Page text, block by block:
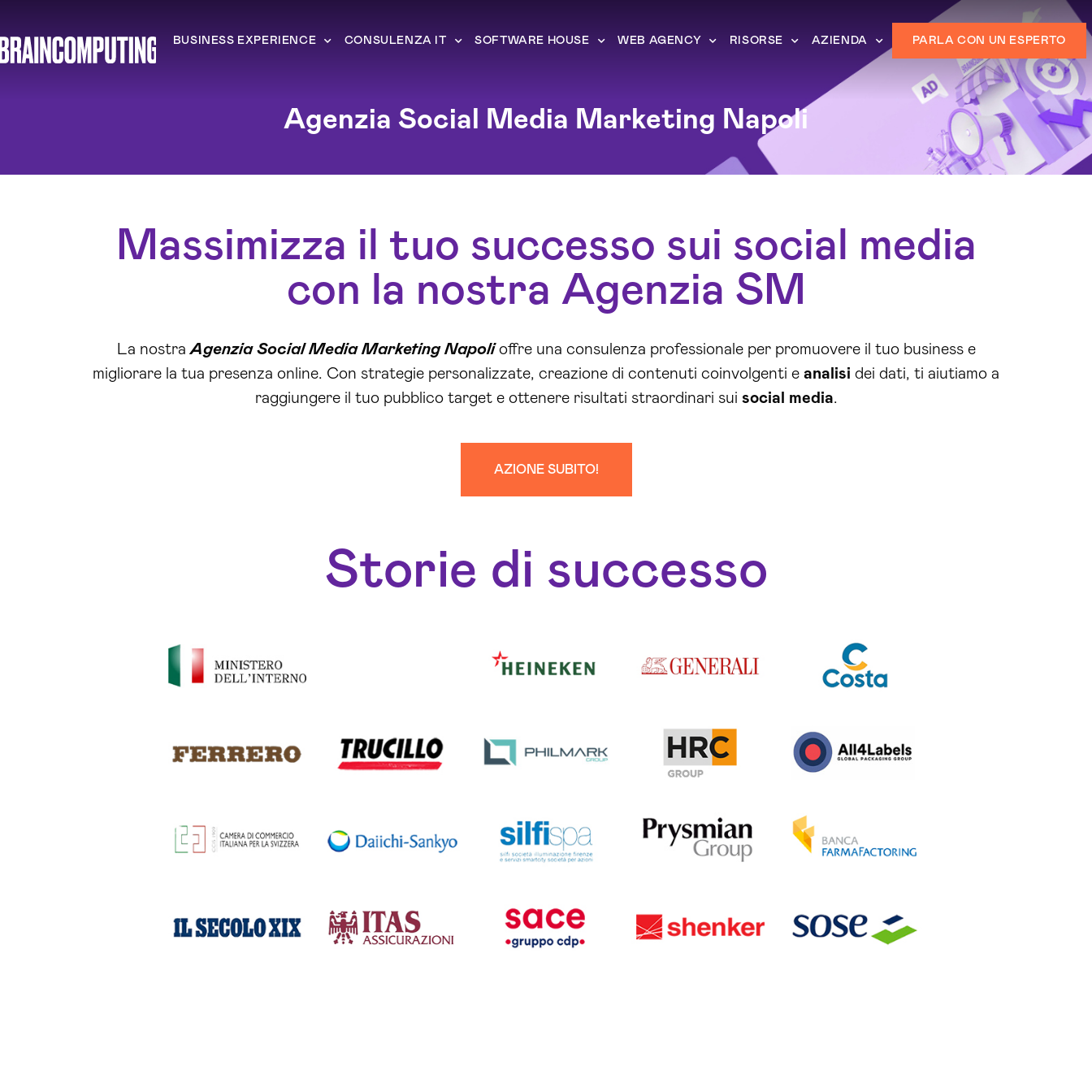
BUSINESS EXPERIENCE CONSULENZA IT SOFTWARE HOUSE WEB AGENCY RISORSE AZIENDA PARLA CON UN ESPERTO
Agenzia Social Media Marketing Napoli
Massimizza il tuo successo sui social media
con la nostra Agenzia SM
La nostraAgenzia Social Media Marketing Napolioffre una consulenza professionale per promuovere il tuo business e
migliorare la tua presenza online. Con strategie personalizzate, creazione di contenuti coinvolgenti e analisi dei dati, ti aiutiamo a
raggiungere il tuo pubblico target e ottenere risultati straordinari sui social media.
AZIONE SUBITO!
Storie di successo